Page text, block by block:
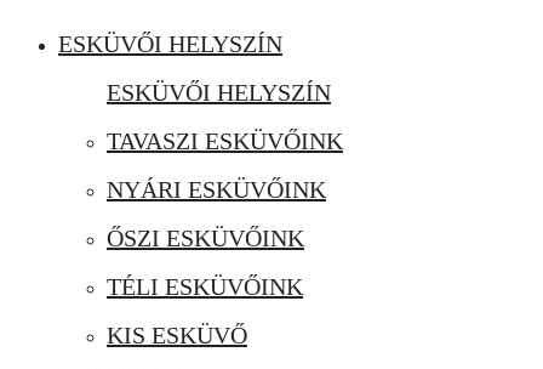
ESKÜVŐI HELYSZÍN
ESKÜVŐI HELYSZÍN
TAVASZI ESKÜVŐINK
NYÁRI ESKÜVŐINK
ŐSZI ESKÜVŐINK
TÉLI ESKÜVŐINK
KIS ESKÜVŐ